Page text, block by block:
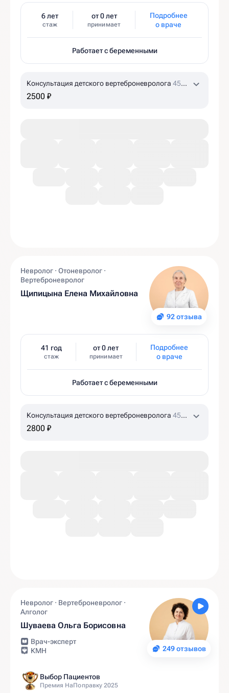
6 лет
стаж
от 0 лет
принимает
Подробнее
о враче
Работает с беременными
Консультация детского вертеброневролога 45
мин
2500 ₽
92 отзыва
Невролог · Отоневролог ·
Вертеброневролог
Щипицына Елена Михайловна
41 год
стаж
от 0 лет
принимает
Подробнее
о враче
Работает с беременными
Консультация детского вертеброневролога 45
мин
2800 ₽
249 отзывов
Невролог · Вертеброневролог ·
Алголог
Шуваева Ольга Борисовна
Врач-эксперт
КМН
Выбор Пациентов
Премия НаПоправку 2025